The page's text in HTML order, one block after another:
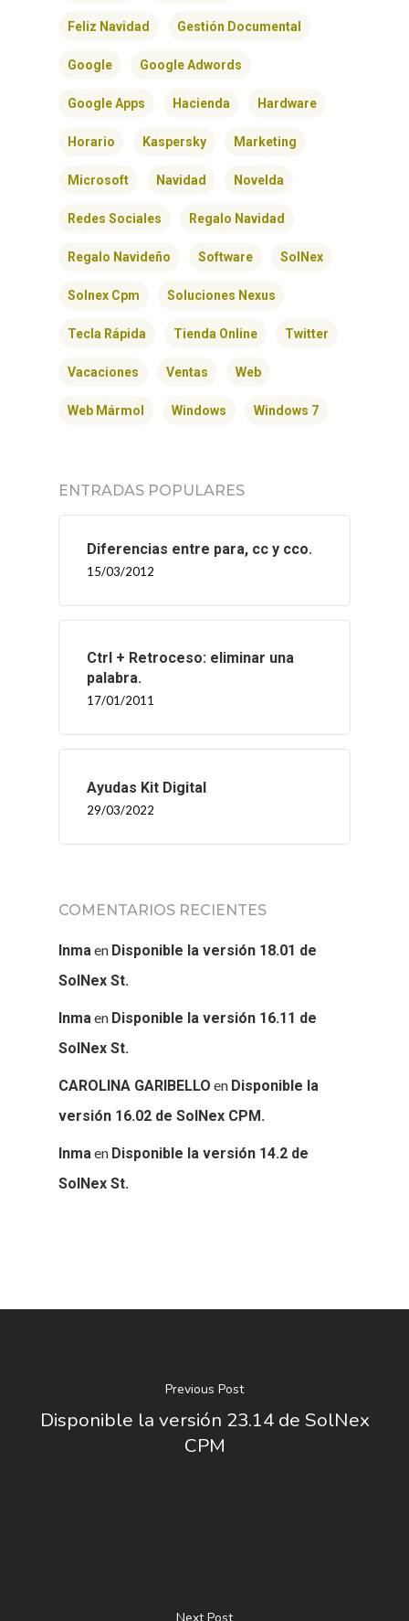
Feliz Navidad Gestión Documental
Google Google Adwords
Google Apps Hacienda Hardware
Horario Kaspersky Marketing
Microsoft Navidad Novelda
Redes Sociales Regalo Navidad
Regalo Navideño Software SolNex
Solnex Cpm Soluciones Nexus
Tecla Rápida Tienda Online Twitter
Vacaciones Ventas Web
Web Mármol Windows Windows 7
ENTRADAS POPULARES
Diferencias entre para, cc y cco.
15/03/2012
Ctrl + Retroceso: eliminar una
palabra.
17/01/2011
Ayudas Kit Digital
29/03/2022
COMENTARIOS RECIENTES
Inmaen Disponible la versión 18.01 de
SolNex St.
Inmaen Disponible la versión 16.11 de
SolNex St.
CAROLINA GARIBELLO en Disponible la
versión 16.02 de SolNex CPM.
Inmaen Disponible la versión 14.2 de
SolNex St.
Previous Post
Disponible la versión 23.14 de SolNex
CPM
SOLNEX
SERVICIOS
BLOG